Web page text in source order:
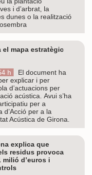
i d’arbrat, la
dunes o la realització
el mapa estratègic
h
El document ha
explicar i per
d’actuacions per
acústica. Avui s’ha
per a
d’Acció per a la
Acústica de Girona.
explica que
residus provoca
milió d’euros i